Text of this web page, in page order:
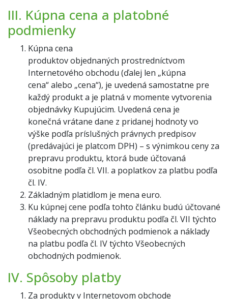
III. Kúpna cena a platobné
podmienky
Kúpna cena
produktov objednaných prostredníctvom
Internetového obchodu (ďalej len „kúpna
cena“ alebo „cena“), je uvedená samostatne pre
každý produkt a je platná v momente vytvorenia
objednávky Kupujúcim. Uvedená cena je
konečná vrátane dane z pridanej hodnoty vo
výške podľa príslušných právnych predpisov
(predávajúci je platcom DPH) – s výnimkou ceny za
prepravu produktu, ktorá bude účtovaná
osobitne podľa čl. VII. a poplatkov za platbu podľa
čl. IV.
Základným platidlom je mena euro.
Ku kúpnej cene podľa tohto článku budú účtované
náklady na prepravu produktu podľa čl. VII týchto
Všeobecných obchodných podmienok a náklady
na platbu podľa čl. IV týchto Všeobecných
obchodných podmienok.
IV. Spôsoby platby
Za produkty v Internetovom obchode